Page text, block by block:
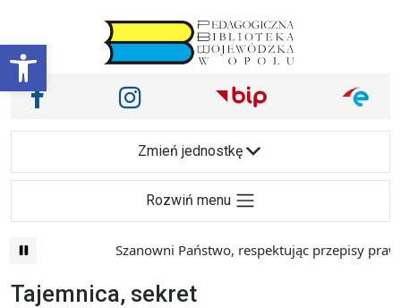
Otwórz pasek narzędzi
Main Navigation
Nasze media społecznościowe i inne
Facebook Instagram
Zmień jednostkę
Rozwiń menu
Szanowni Państwo, respektując przepisy prawa i
Tajemnica, sekret